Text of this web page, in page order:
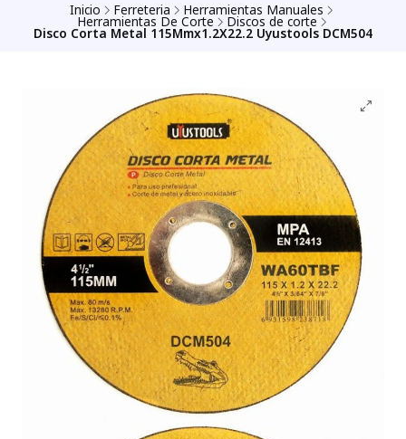
Inicio Ferreteria Herramientas Manuales
Herramientas De Corte Discos de corte
Disco Corta Metal 115Mmx1.2X22.2 Uyustools DCM504